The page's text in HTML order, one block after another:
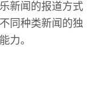
新闻的报道方式
同种类新闻的独
力。